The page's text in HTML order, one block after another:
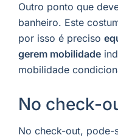
Outro ponto que
banheiro. Este
por isso é preciso
gerem mobilidade
mobilidade
No check-
No check-out, pode-